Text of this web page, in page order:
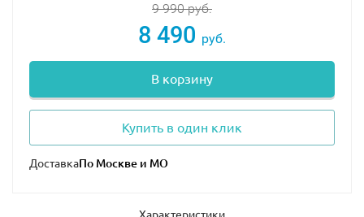
9 990руб.
8 490 руб.
В корзину
Купить в один клик
Доставка